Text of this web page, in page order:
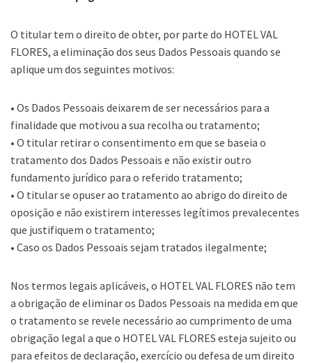
O titular tem o direito de obter, por parte do HOTEL VAL
FLORES, a eliminação dos seus Dados Pessoais quando se
aplique um dos seguintes motivos:
• Os Dados Pessoais deixarem de ser necessários para a
finalidade que motivou a sua recolha ou tratamento;
• O titular retirar o consentimento em que se baseia o
tratamento dos Dados Pessoais e não existir outro
fundamento jurídico para o referido tratamento;
• O titular se opuser ao tratamento ao abrigo do direito de
oposição e não existirem interesses legítimos prevalecentes
que justifiquem o tratamento;
• Caso os Dados Pessoais sejam tratados ilegalmente;
Nos termos legais aplicáveis, o HOTEL VAL FLORES não tem
a obrigação de eliminar os Dados Pessoais na medida em que
o tratamento se revele necessário ao cumprimento de uma
obrigação legal a que o HOTEL VAL FLORES esteja sujeito ou
para efeitos de declaração, exercício ou defesa de um direito